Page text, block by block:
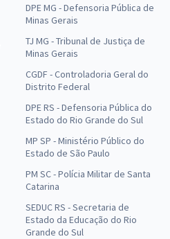
DPE MG - Defensoria Pública de
Minas Gerais
TJ MG - Tribunal de Justiça de
Minas Gerais
CGDF - Controladoria Geral do
Distrito Federal
DPE RS - Defensoria Pública do
Estado do Rio Grande do Sul
MP SP - Ministério Público do
Estado de São Paulo
PM SC - Polícia Militar de Santa
Catarina
SEDUC RS - Secretaria de
Estado da Educação do Rio
Grande do Sul